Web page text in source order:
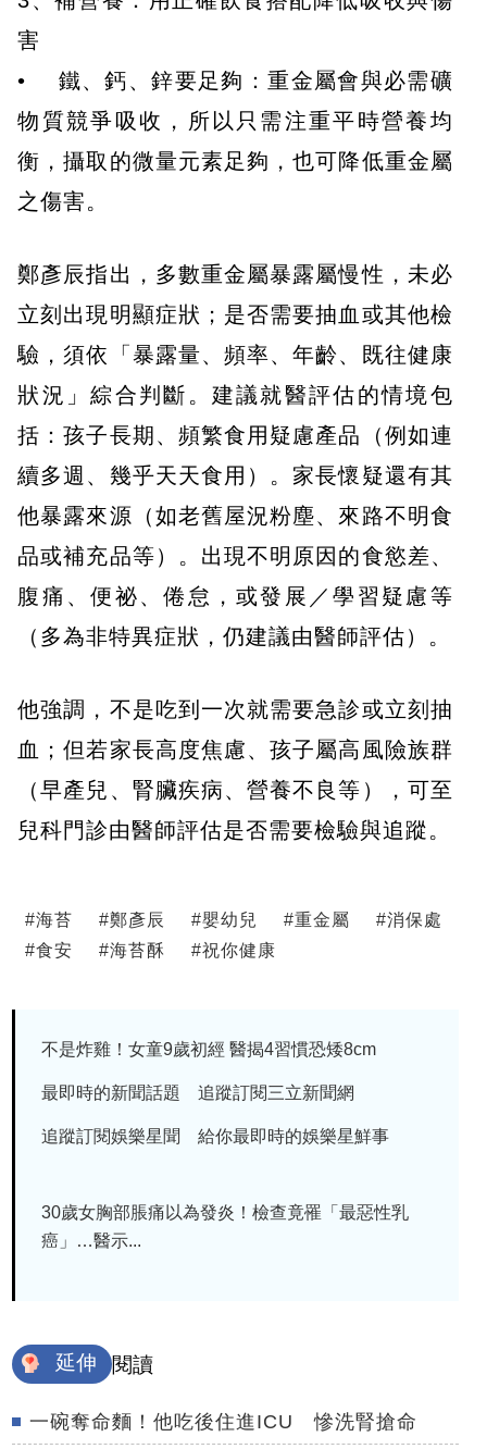
害
• 鐵、鈣、鋅要足夠：重金屬會與必需礦
物質競爭吸收，所以只需注重平時營養均
衡，攝取的微量元素足夠，也可降低重金屬
之傷害。
鄭彥辰指出，多數重金屬暴露屬慢性，未必
立刻出現明顯症狀；是否需要抽血或其他檢
驗，須依「暴露量、頻率、年齡、既往健康
狀況」綜合判斷。建議就醫評估的情境包
括：孩子長期、頻繁食用疑慮產品（例如連
續多週、幾乎天天食用）。家長懷疑還有其
他暴露來源（如老舊屋況粉塵、來路不明食
品或補充品等）。出現不明原因的食慾差、
腹痛、便祕、倦怠，或發展／學習疑慮等
（多為非特異症狀，仍建議由醫師評估）。
他強調，不是吃到一次就需要急診或立刻抽
血；但若家長高度焦慮、孩子屬高風險族群
（早產兒、腎臟疾病、營養不良等），可至
兒科門診由醫師評估是否需要檢驗與追蹤。
#海苔 #鄭彥辰 #嬰幼兒 #重金屬 #消保處
#食安 #海苔酥 #祝你健康
不是炸雞！女童9歲初經 醫揭4習慣恐矮8cm
最即時的新聞話題 追蹤訂閱三立新聞網
追蹤訂閱娛樂星聞 給你最即時的娛樂星鮮事
30歲女胸部脹痛以為發炎！檢查竟罹「最惡性乳
癌」…醫示...
延伸 閱讀
一碗奪命麵！他吃後住進ICU 慘洗腎搶命